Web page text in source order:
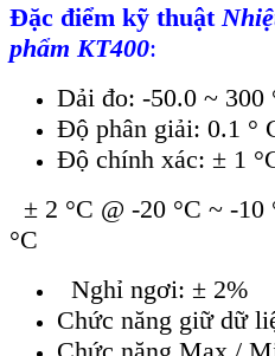
Đặc điểm kỹ thuật
phẩm KT400:
Dải đo: -50.0 ~ 300
Độ phân giải: 0.1 °
Độ chính xác: ± 1
± 2 °C @ -20 °C ~ -10
°C
Nghỉ ngơi: ± 2%
Chức năng giữ dữ